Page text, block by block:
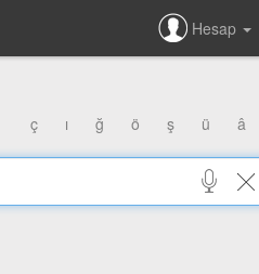
Hesap
ç ı ğ ö ş ü â